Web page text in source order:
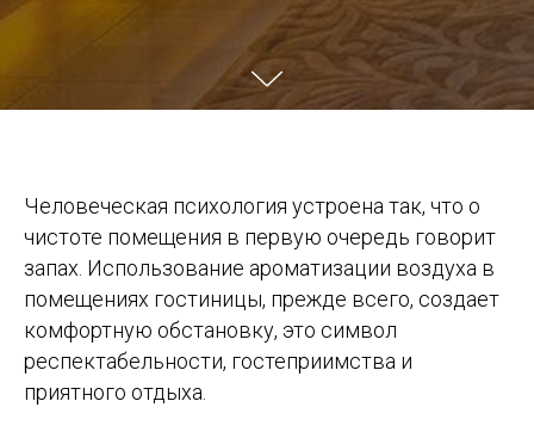
Человеческая психология устроена так, что о
чистоте помещения в первую очередь говорит
запах. Использование ароматизации воздуха в
помещениях гостиницы, прежде всего, создает
комфортную обстановку, это символ
респектабельности, гостеприимства и
приятного отдыха.